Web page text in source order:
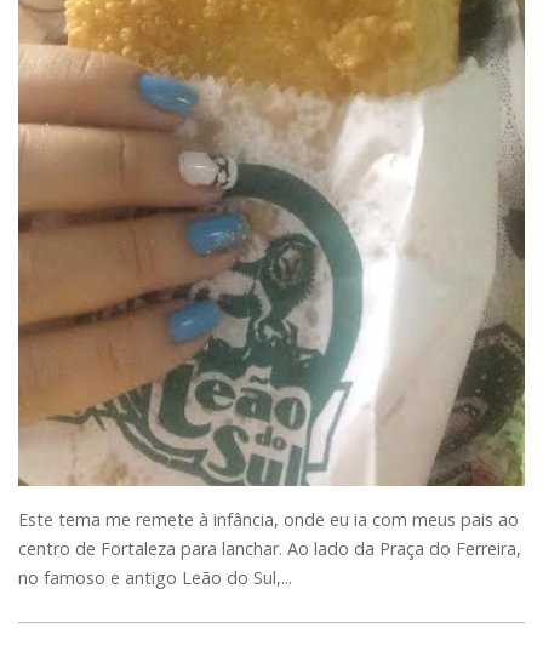
Este tema me remete à infância, onde eu ia com meus pais ao
centro de Fortaleza para lanchar. Ao lado da Praça do Ferreira,
no famoso e antigo Leão do Sul,...